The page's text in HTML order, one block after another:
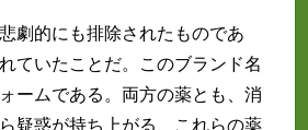
劇的にも排除されたものであ
ていたことだ。このブランド名
ームである。両方の薬とも、消
疑惑が持ち上がる、これらの薬